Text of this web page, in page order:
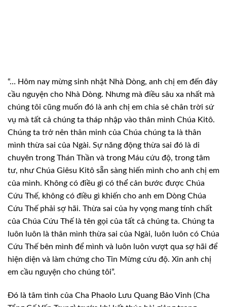
“… Hôm nay mừng sinh nhật Nhà Dòng, anh chị em đến đây
cầu nguyện cho Nhà Dòng. Nhưng mà điều sâu xa nhất mà
chúng tôi cũng muốn đó là anh chị em chia sẻ chân trời sứ
vụ mà tất cả chúng ta tháp nhập vào thân mình Chúa Kitô.
Chúng ta trở nên thân minh của Chúa chúng ta là thân
mình thừa sai của Ngài. Sự năng động thừa sai đó là di
chuyên trong Thán Thần và trong Máu cứu độ, trong tâm
tư, như Chúa Giêsu Kitô sẵn sàng hiến mình cho anh chị em
của mình. Không có điều gì có thể cản bước được Chúa
Cứu Thế, không có điều gì khiến cho anh em Dòng Chúa
Cứu Thế phải sợ hãi. Thừa sai của hy vọng mang tính chất
của Chúa Cứu Thế là tên gọi của tất cả chúng ta. Chúng ta
luôn luôn là thân mình thừa sai của Ngài, luôn luôn có Chúa
Cứu Thế bên mình để mình và luôn luôn vượt qua sợ hãi để
hiện diện và làm chứng cho Tin Mừng cứu độ. Xin anh chị
em cầu nguyện cho chúng tôi”.
Đó là tâm tình của Cha Phaolo Lưu Quang Bảo Vinh (Cha